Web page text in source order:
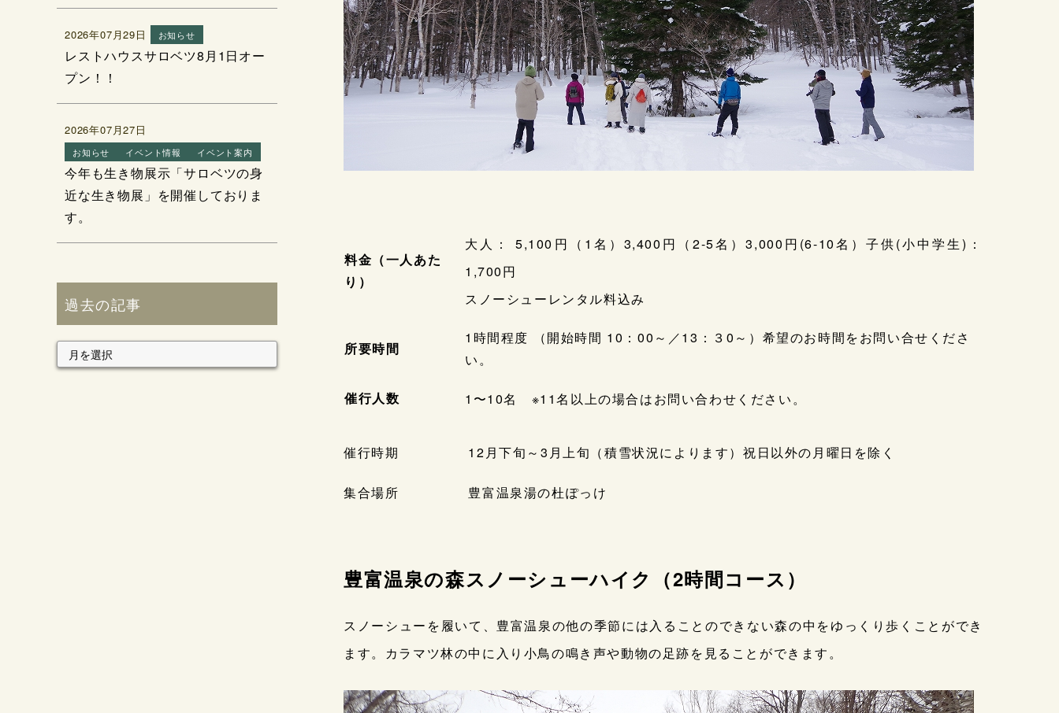
料金（一人あた
り）
大人： 5,100円（1名）3,400円（2-5名）3,000円(6-10名）子供(小中学生)：
1,700円
スノーシューレンタル料込み
所要時間
1時間程度 （開始時間 10：00～／13：３0～）希望のお時間をお問い合せくださ
い。
催行人数 1〜10名 ※11名以上の場合はお問い合わせください。
催行時期 12月下旬～3月上旬（積雪状況によります）祝日以外の月曜日を除く
集合場所 豊富温泉湯の杜ぽっけ
豊富温泉の森スノーシューハイク（2時間コース）
スノーシューを履いて、豊富温泉の他の季節には入ることのできない森の中をゆっくり歩くことができ
ます。カラマツ林の中に入り小鳥の鳴き声や動物の足跡を見ることができます。
2026年07月29日 お知らせ
レストハウスサロベツ8月1日オー
プン！！
2026年07月27日
お知らせ イベント情報 イベント案内
今年も生き物展示「サロベツの身
近な生き物展」を開催しておりま
す。
過去の記事